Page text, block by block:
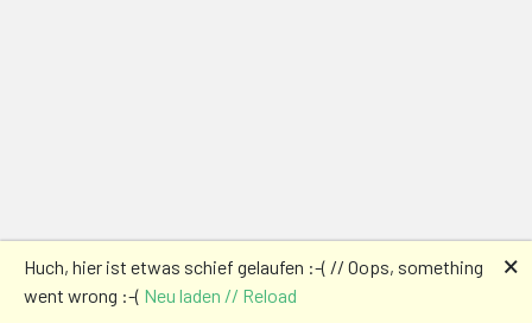
Huch, hier ist etwas schief gelaufen :-( // Oops, something
went wrong :-( Neu laden // Reload
🗙